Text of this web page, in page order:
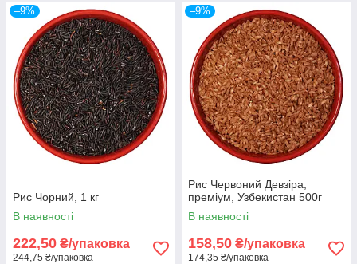
–9%
Рис Чорний, 1 кг
В наявності
222,50 ₴/упаковка
244,75 ₴/упаковка
–9%
Рис Червоний Девзіра,
преміум, Узбекистан 500г
В наявності
158,50 ₴/упаковка
174,35 ₴/упаковка